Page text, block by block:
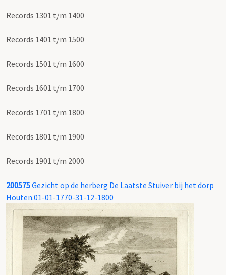
Records 1301 t/m 1400
Records 1401 t/m 1500
Records 1501 t/m 1600
Records 1601 t/m 1700
Records 1701 t/m 1800
Records 1801 t/m 1900
Records 1901 t/m 2000
200575Gezicht op de herberg De Laatste Stuiver bij het dorp
Houten.01-01-1770-31-12-1800